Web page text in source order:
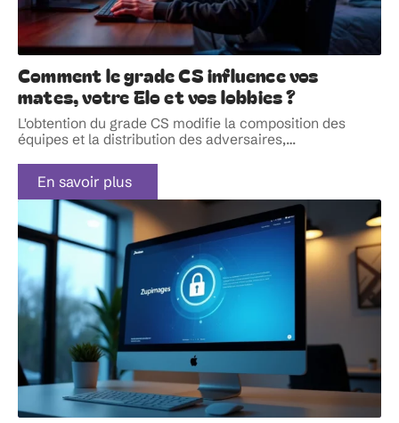
Comment le grade CS influence vos
mates, votre Elo et vos lobbies ?
L'obtention du grade CS modifie la composition des
équipes et la distribution des adversaires,…
En savoir plus